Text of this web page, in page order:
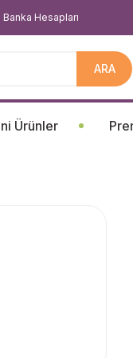
Banka Hesapları
ARA
Ürünler